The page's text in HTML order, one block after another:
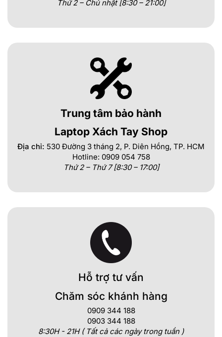
Thứ 2 – Chủ nhật [8:30 – 21:00]
Trung tâm bảo hành
Laptop Xách Tay Shop
Địa chỉ: 530 Đường 3 tháng 2, P. Diên Hồng, TP. HCM
Hotline: 0909 054 758
Thứ 2 – Thứ 7 [8:30 – 17:00]
Hỗ trợ tư vấn
Chăm sóc khánh hàng
0909 344 188
0903 344 188
8:30H - 21H ( Tất cả các ngày trong tuần )